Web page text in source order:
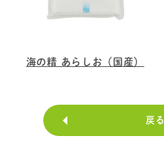
海の精 あらしお（国産）
戻る